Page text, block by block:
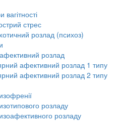
стрес
розлад (психоз)
розлад
афективний розлад 1 типу
афективний розлад 2 типу
розладу
розладу